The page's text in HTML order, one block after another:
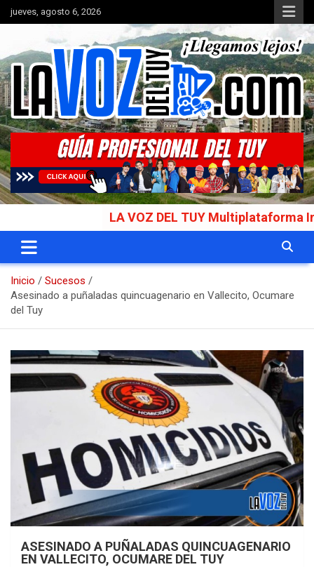
Saltar
al
jueves, agosto 6, 2026
La Voz del Tuy
Portal de noticias
LA VOZ DEL TUY Multiplataforma
Inicio
Sucesos
Asesinado a puñaladas quincuagenario en Vallecito, Ocumare
del Tuy
ASESINADO A PUÑALADAS QUINCUAGENARIO
EN VALLECITO, OCUMARE DEL TUY